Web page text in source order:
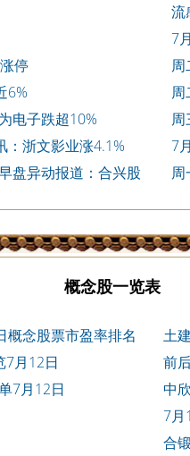
流
7
停
周
6%
周
电子跌超10%
周
近
：浙文影业涨4.1%
7
盘异动报道：合兴股
周
概念股一览表
概念股票市盈率排名
土
7月12日
前
7月12日
中
7月
合